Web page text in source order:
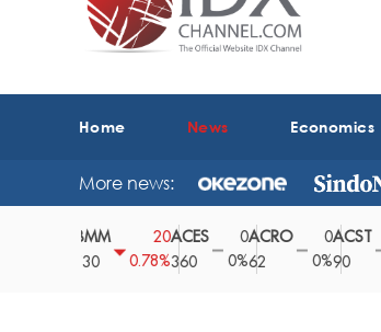
Home News Economics
More news:
0.78%
ACES
360
0
0%
ACRO
0 ACST
0